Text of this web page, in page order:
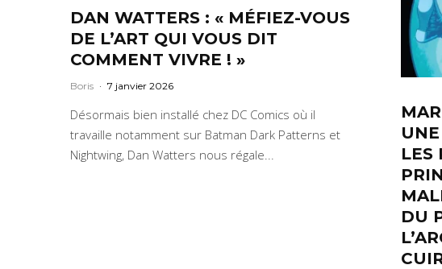
DAN WATTERS : « MÉFIEZ-VOUS
DE L’ART QUI VOUS DIT
COMMENT VIVRE ! »
Boris · 7 janvier 2026
Désormais bien installé chez DC Comics où il
travaille notamment sur Batman Dark Patterns et
Nightwing, Dan Watters nous régale...
LES
DU